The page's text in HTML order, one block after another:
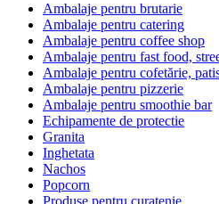
Ambalaje pentru brutarie
Ambalaje pentru catering
Ambalaje pentru coffee shop
Ambalaje pentru fast food,
Ambalaje pentru cofetărie,
Ambalaje pentru pizzerie
Ambalaje pentru smoothie bar
Echipamente de protectie
Granita
Inghetata
Nachos
Popcorn
Produse pentru curatenie